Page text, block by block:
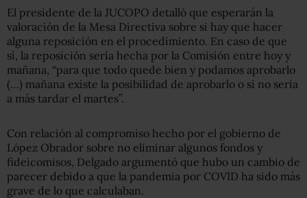
El presidente de la JUCOPO detalló que esperarán la
valoración de la Mesa Directiva sobre si hay que hacer
alguna reposición en el procedimiento. En caso de que
sí, la reposición sería hecha por la Comisión entre hoy y
mañana, “para que todo quede bien y podamos aprobarlo
(…) mañana existe la posibilidad de aprobarlo o si no sería
a más tardar el martes”.
Con relación al compromiso hecho por el gobierno de
López Obrador sobre no eliminar algunos fondos y
fideicomisos, Delgado argumentó que hubo un cambio de
parecer debido a que la pandemia por COVID ha sido más
grave de lo que calculaban.